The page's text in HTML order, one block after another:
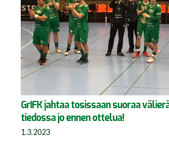
GrIFK jahtaa tosissaan suoraa
tiedossa jo ennen ottelua!
1.3.2023